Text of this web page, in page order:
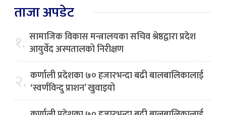
ताजा अपडेट
१. सामाजिक विकास मन्त्रालयका सचिव श्रेष्ठद्वारा प्रदेश
आयुर्वेद अस्पतालको निरीक्षण
२. कर्णाली प्रदेशका ७० हजारभन्दा बढी बालबालिकालाई
‘स्वर्णविन्दु प्राशन’ खुवाइयो